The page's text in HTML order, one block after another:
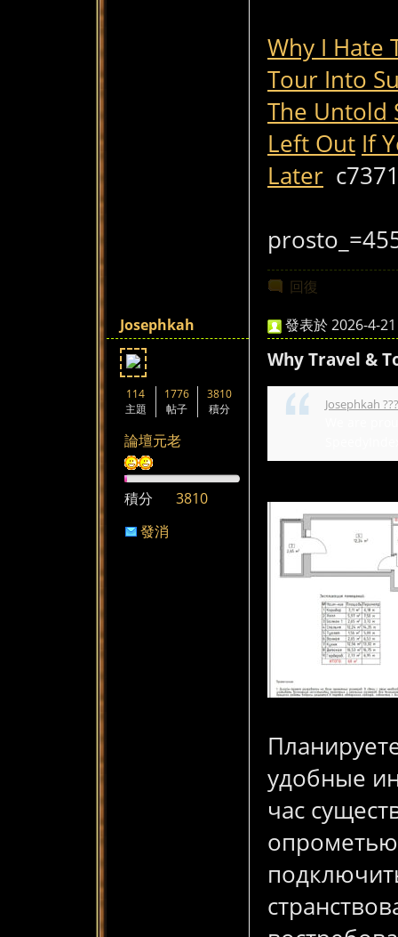
Why I Hate
Tour Into
The Untold
Left Out If
Later
回復
Josephkah
114
主題
1776
帖子
3810
積分
論壇元老
積分
3810
發消
發表於 2026-4-
Why Travel &
Josephkah
удобные
час